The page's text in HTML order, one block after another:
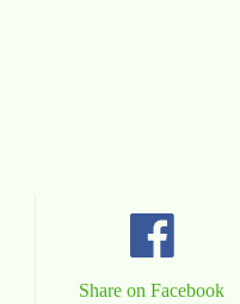
Share on Facebook